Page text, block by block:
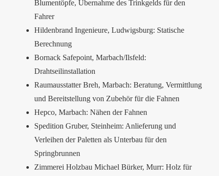
Blumentöpfe, Übernahme des Trinkgelds für den
Fahrer
Hildenbrand Ingenieure, Ludwigsburg: Statische
Berechnung
Bornack Safepoint, Marbach/Ilsfeld:
Drahtseilinstallation
Raumausstatter Breh, Marbach: Beratung, Vermittlung
und Bereitstellung von Zubehör für die Fahnen
Hepco, Marbach: Nähen der Fahnen
Spedition Gruber, Steinheim: Anlieferung und
Verleihen der Paletten als Unterbau für den
Springbrunnen
Zimmerei Holzbau Michael Bürker, Murr: Holz für